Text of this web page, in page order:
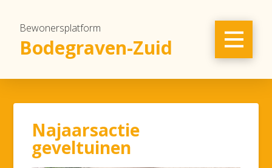
Bewonersplatform
Bodegraven-Zuid
Najaarsactie
geveltuinen